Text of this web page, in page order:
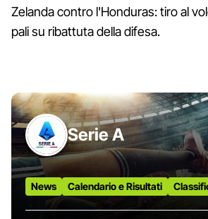
Zelanda contro l'Honduras: tiro al
pali su ribattuta della difesa.
Serie A
News Calendario e Risultati